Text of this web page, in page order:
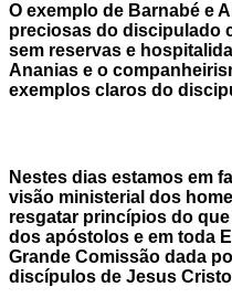
O exemplo de Barnabé e
preciosas do discipulado
sem reservas e
Ananias e o
exemplos claros do
Nestes dias estamos em
visão ministerial dos
resgatar princípios do
dos apóstolos e em toda
Grande Comissão dada
discípulos de Jesus